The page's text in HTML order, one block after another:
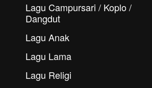
Lagu Campursari / Koplo /
Dangdut
Lagu Anak
Lagu Lama
Lagu Religi